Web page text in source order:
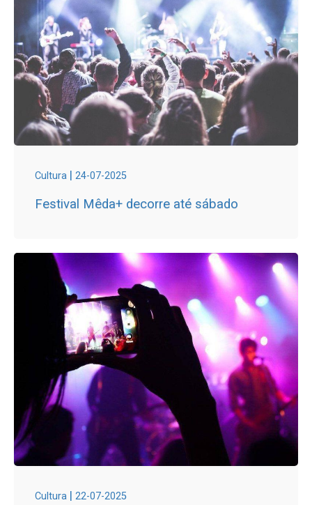
Cultura | 24-07-2025
Festival Mêda+ decorre até sábado
Cultura | 22-07-2025